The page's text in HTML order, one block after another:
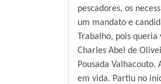
pescadores, os
um mandato e
Trabalho, pois
Charles Abel de
Pousada
em vida. Partiu no